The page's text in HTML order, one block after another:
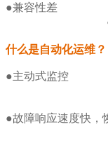
●兼容性差
什么是自动化运维？
●主动
●故障响应速